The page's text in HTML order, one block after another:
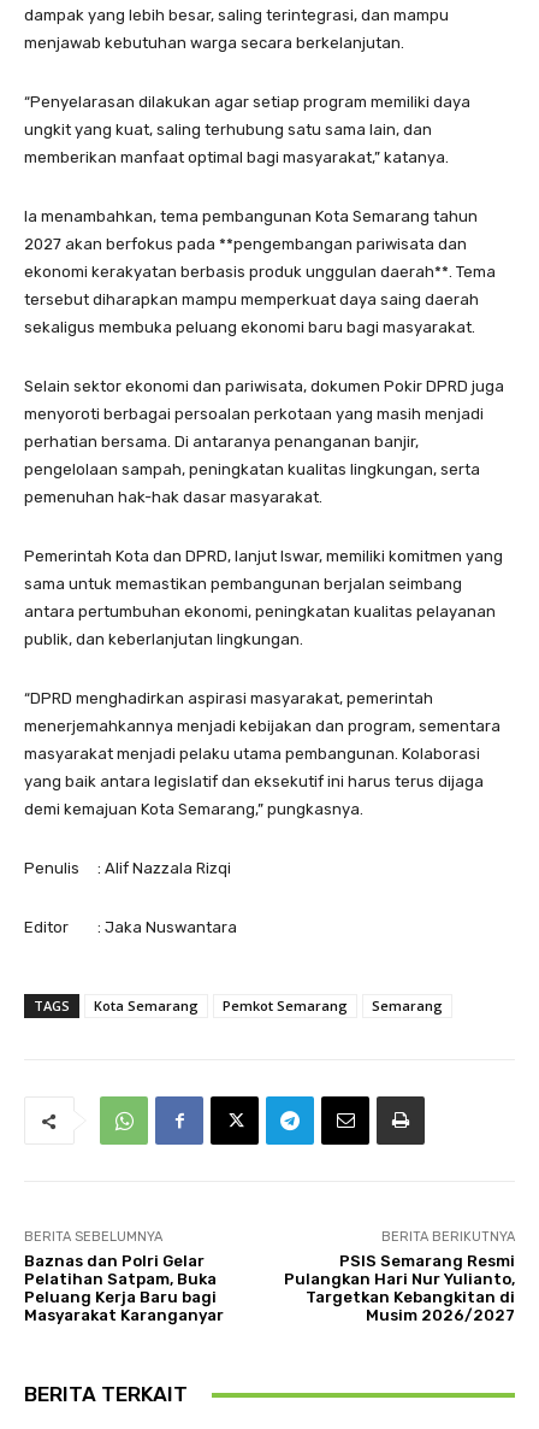
dampak yang lebih besar, saling terintegrasi, dan mampu
menjawab kebutuhan warga secara berkelanjutan.
“Penyelarasan dilakukan agar setiap program memiliki daya
ungkit yang kuat, saling terhubung satu sama lain, dan
memberikan manfaat optimal bagi masyarakat,” katanya.
Ia menambahkan, tema pembangunan Kota Semarang tahun
2027 akan berfokus pada **pengembangan pariwisata dan
ekonomi kerakyatan berbasis produk unggulan daerah**. Tema
tersebut diharapkan mampu memperkuat daya saing daerah
sekaligus membuka peluang ekonomi baru bagi masyarakat.
Selain sektor ekonomi dan pariwisata, dokumen Pokir DPRD juga
menyoroti berbagai persoalan perkotaan yang masih menjadi
perhatian bersama. Di antaranya penanganan banjir,
pengelolaan sampah, peningkatan kualitas lingkungan, serta
pemenuhan hak-hak dasar masyarakat.
Pemerintah Kota dan DPRD, lanjut Iswar, memiliki komitmen yang
sama untuk memastikan pembangunan berjalan seimbang
antara pertumbuhan ekonomi, peningkatan kualitas pelayanan
publik, dan keberlanjutan lingkungan.
“DPRD menghadirkan aspirasi masyarakat, pemerintah
menerjemahkannya menjadi kebijakan dan program, sementara
masyarakat menjadi pelaku utama pembangunan. Kolaborasi
yang baik antara legislatif dan eksekutif ini harus terus dijaga
demi kemajuan Kota Semarang,” pungkasnya.
Penulis : Alif Nazzala Rizqi
Editor : Jaka Nuswantara
TAGS Kota Semarang Pemkot Semarang Semarang
BERITA SEBELUMNYA
Baznas dan Polri Gelar
Pelatihan Satpam, Buka
Peluang Kerja Baru bagi
Masyarakat Karanganyar
BERITA BERIKUTNYA
PSIS Semarang Resmi
Pulangkan Hari Nur Yulianto,
Targetkan Kebangkitan di
Musim 2026/2027
BERITA TERKAIT